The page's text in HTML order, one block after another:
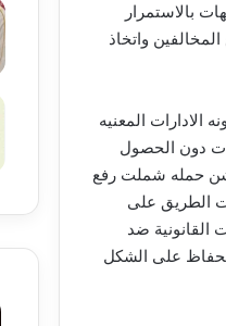
بالاستمرار
واتخاذ
المعنيه
دون الحصول
شن حمله شملت رفع
الطريق على
القانونية ضد
على الشكل